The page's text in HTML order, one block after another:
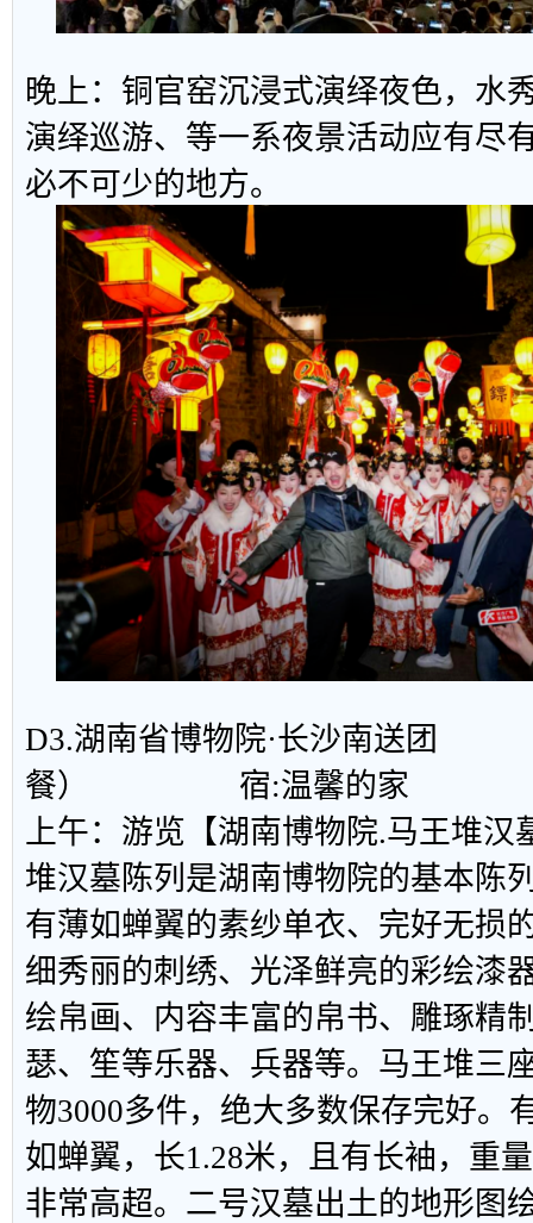
晚上：铜官窑沉浸式演绎夜色，水
演绎巡游、等一系夜景活动应有尽
必不可少的地方。
D3.湖南省博物院·长沙南送
餐） 宿:温馨的家
上午：游览【湖南博物院.马王堆汉
堆汉墓陈列是湖南博物院的基本陈
有薄如蝉翼的素纱单衣、完好无损
细秀丽的刺绣、光泽鲜亮的彩绘漆
绘帛画、内容丰富的帛书、雕琢精
瑟、笙等乐器、兵器等。马王堆三
物3000多件，绝大多数保存完好。
如蝉翼，长1.28米，且有长袖，重
非常高超。二号汉墓出土的地形图